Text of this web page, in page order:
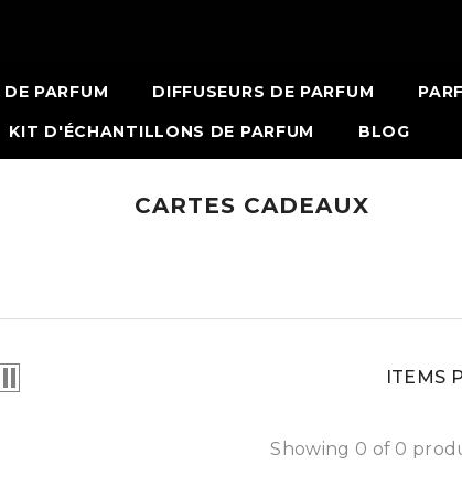
DE PARFUM DIFFUSEURS DE PARFUM
KIT D'ÉCHANTILLONS DE PARFUM
BLOG
CARTES CADEAUX
ITEMS
Showing 0 of 0